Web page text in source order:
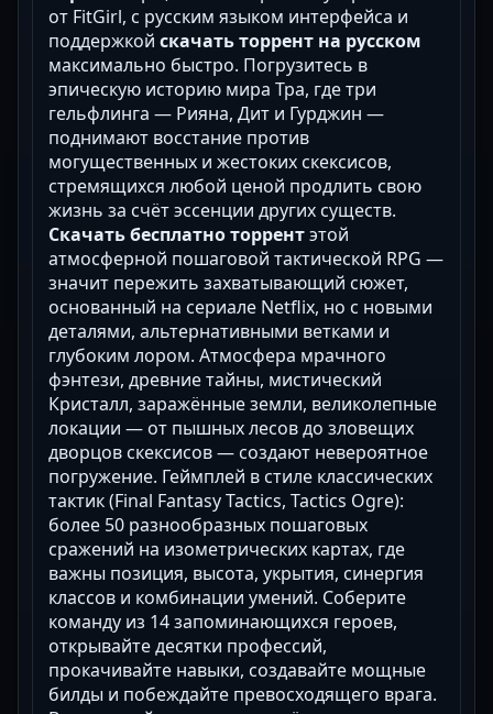
от FitGirl, с русским языком интерфейса и
поддержкой скачать торрент на русском
максимально быстро. Погрузитесь в
эпическую историю мира Тра, где три
гельфлинга — Рияна, Дит и Гурджин —
поднимают восстание против
могущественных и жестоких скексисов,
стремящихся любой ценой продлить свою
жизнь за счёт эссенции других существ.
Скачать бесплатно торрентэтой
атмосферной пошаговой тактической RPG —
значит пережить захватывающий сюжет,
основанный на сериале Netflix, но с новыми
деталями, альтернативными ветками и
глубоким лором. Атмосфера мрачного
фэнтези, древние тайны, мистический
Кристалл, заражённые земли, великолепные
локации — от пышных лесов до зловещих
дворцов скексисов — создают невероятное
погружение. Геймплей в стиле классических
тактик (Final Fantasy Tactics, Tactics Ogre):
более 50 разнообразных пошаговых
сражений на изометрических картах, где
важны позиция, высота, укрытия, синергия
классов и комбинации умений. Соберите
команду из 14 запоминающихся героев,
открывайте десятки профессий,
прокачивайте навыки, создавайте мощные
билды и побеждайте превосходящего врага.